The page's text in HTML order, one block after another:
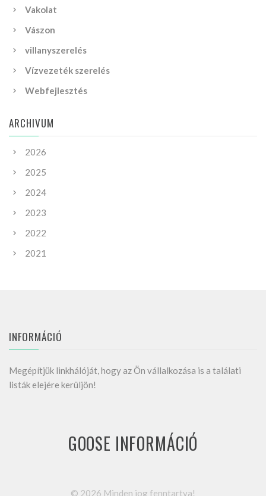
Vakolat
Vászon
villanyszerelés
Vízvezeték szerelés
Webfejlesztés
ARCHIVUM
2026
2025
2024
2023
2022
2021
INFORMÁCIÓ
Megépítjük linkhálóját, hogy az Ön vállalkozása is a találati
listák elejére kerüljön!
GOOSE INFORMÁCIÓ
© 2026 Minden jog fenntartva!